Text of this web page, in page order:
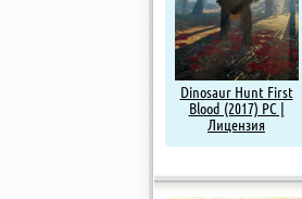
Dinosaur Hunt First
Blood (2017) PC |
Лицензия